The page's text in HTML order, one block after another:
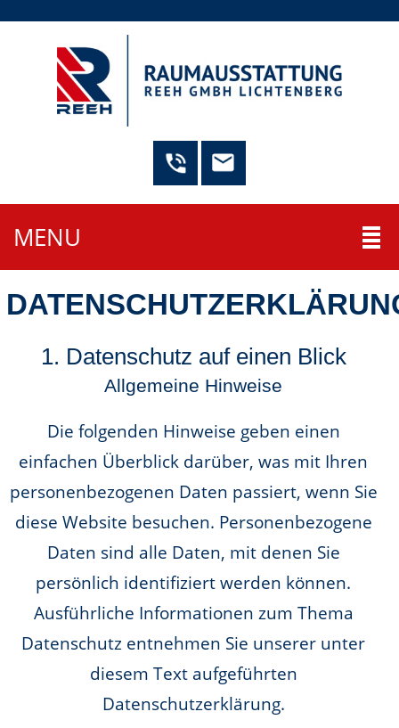
MENU
1. Datenschutz auf einen Blick
Allgemeine Hinweise
Die folgenden Hinweise geben einen
einfachen Überblick darüber, was mit Ihren
personenbezogenen Daten passiert, wenn Sie
diese Website besuchen. Personenbezogene
Daten sind alle Daten, mit denen Sie
persönlich identifiziert werden können.
Ausführliche Informationen zum Thema
Datenschutz entnehmen Sie unserer unter
diesem Text aufgeführten
Datenschutzerklärung.